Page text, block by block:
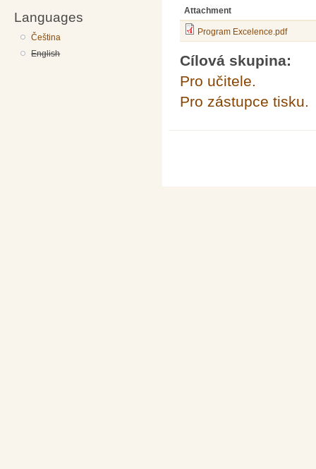
Languages
Čeština
English
Attachment
Program Excelence.pdf
Cílová skupina:
Pro učitele.
Pro zástupce tisku.